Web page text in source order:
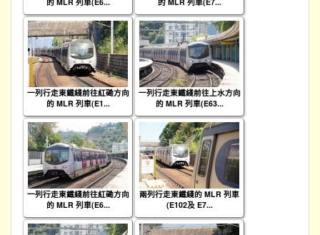
一列行走東鐵綫前往紅磡方向
的 MLR 列車(E1...
一列行走東鐵綫前往上水方向
的 MLR 列車(E63...
一列行走東鐵綫前往紅磡方向
的 MLR 列車(E6...
兩列行走東鐵綫的 MLR 列車
(E102及 E7...